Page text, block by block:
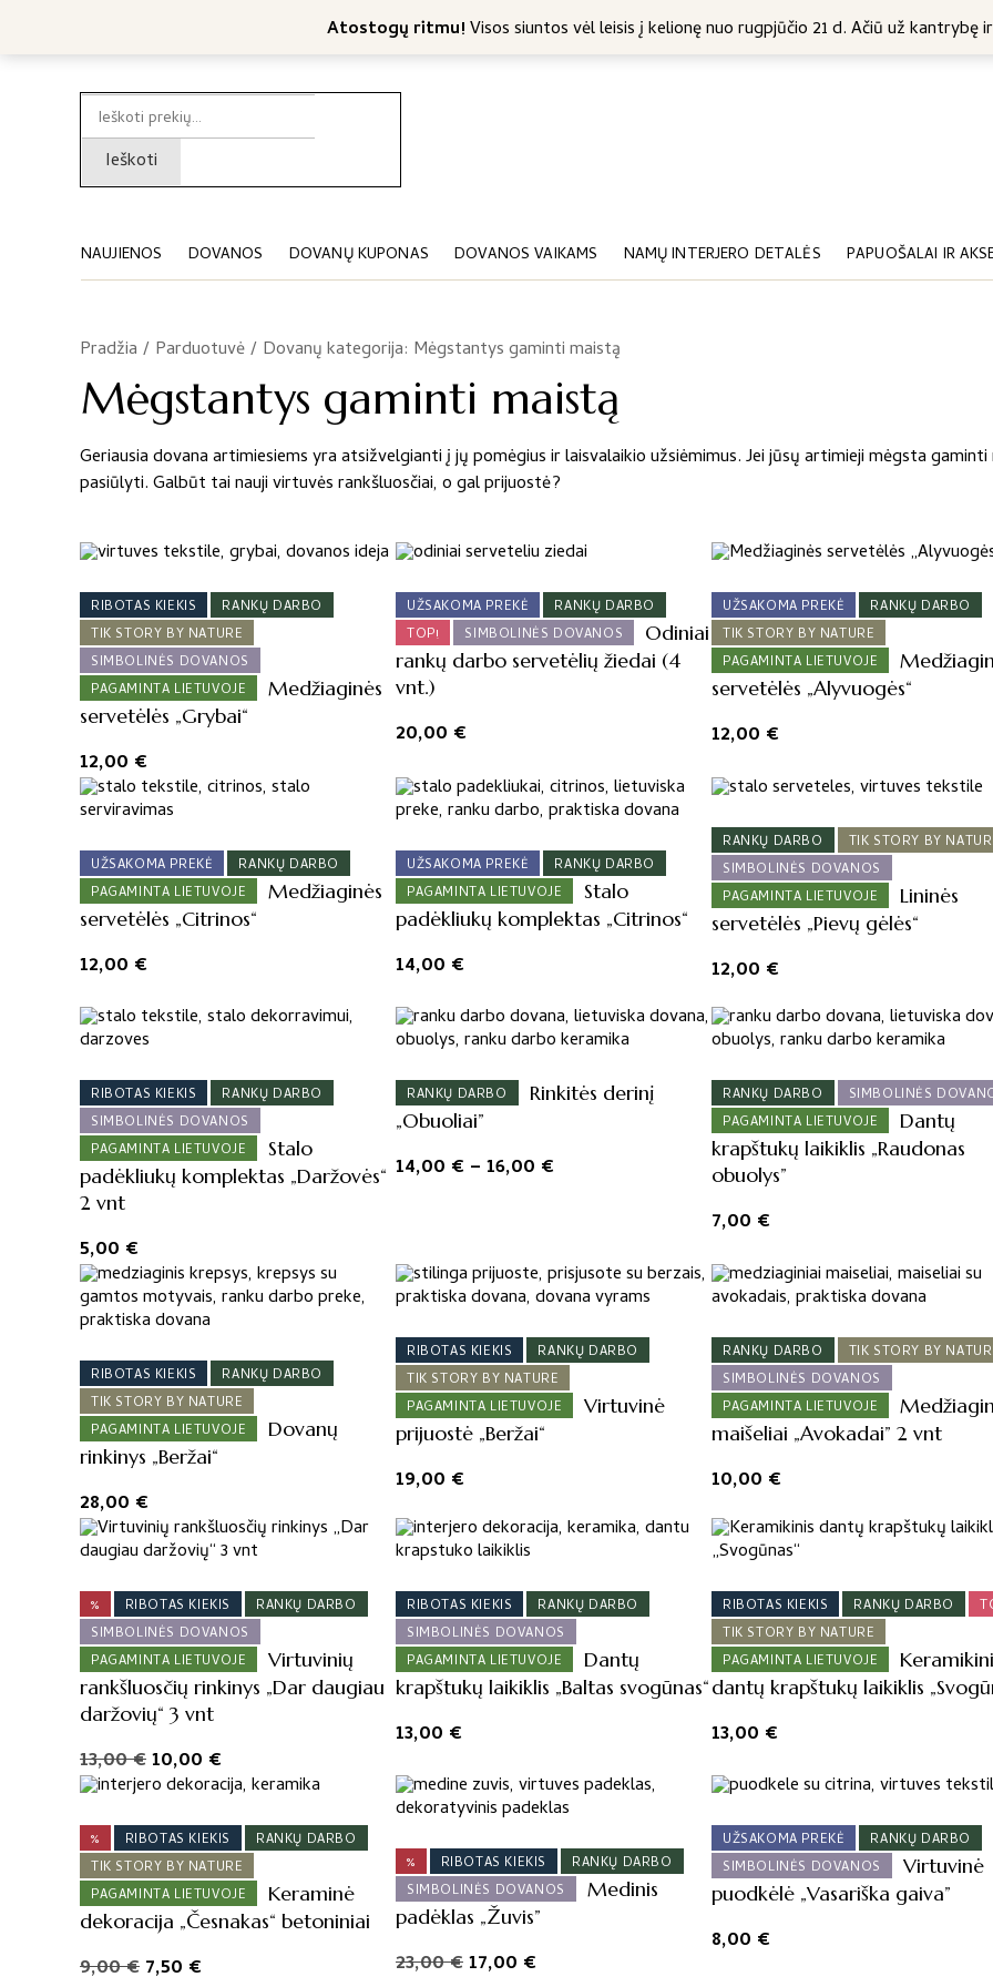
Atostogų ritmu!Visos siuntos vėl leisis į kelionę nuo rugpjūčio 21 d. Ačiū už kantrybę
Nemokamas siuntimas nuo 45 Eur
Ieškoti:
Ieškoti
NAUJIENOS DOVANOS DOVANŲ KUPONAS DOVANOS VAIKAMS NAMŲ INTERJERO DETALĖS PAPUOŠALAI IR
Pradžia / Parduotuvė/ Dovanų kategorija: Mėgstantys gaminti maistą
Mėgstantys gaminti maistą
Geriausia dovana artimiesiems yra atsižvelgianti į jų pomėgius ir laisvalaikio užsiėmimus. Jei jūsų artimieji mėgsta
pasiūlyti. Galbūt tai nauji virtuvės rankšluosčiai, o gal prijuostė?
RIBOTAS KIEKIS
RANKŲ DARBO
TIK STORY BY NATURE
SIMBOLINĖS DOVANOS
PAGAMINTA LIETUVOJE
Medžiaginės
servetėlės „Grybai“
12,00 €
UŽSAKOMA PREKĖ
RANKŲ DARBO
TOP!
SIMBOLINĖS DOVANOS
Odiniai
rankų darbo servetėlių žiedai (4
vnt.)
20,00 €
UŽSAKOMA PREKĖ
RANKŲ DARBO
TIK STORY BY NATURE
PAGAMINTA LIETUVOJE
servetėlės „Alyvuogės“
12,00 €
UŽSAKOMA PREKĖ
RANKŲ DARBO
PAGAMINTA LIETUVOJE
Medžiaginės
servetėlės „Citrinos“
12,00 €
UŽSAKOMA PREKĖ
RANKŲ DARBO
PAGAMINTA LIETUVOJE
Stalo
padėkliukų komplektas „Citrinos“
14,00 €
RANKŲ DARBO
TIK STORY BY
SIMBOLINĖS DOVANOS
PAGAMINTA LIETUVOJE
Lininės
servetėlės „Pievų gėlės“
12,00 €
RIBOTAS KIEKIS
RANKŲ DARBO
SIMBOLINĖS DOVANOS
PAGAMINTA LIETUVOJE
Stalo
padėkliukų komplektas „Daržovės“
2 vnt
5,00 €
RANKŲ DARBO
Rinkitės derinį
„Obuoliai”
14,00 € – 16,00 €
16,00 €
RANKŲ DARBO
SIMBOLINĖS
PAGAMINTA LIETUVOJE
Dantų
krapštukų laikiklis „Raudonas
obuolys”
7,00 €
RIBOTAS KIEKIS
RANKŲ DARBO
TIK STORY BY NATURE
PAGAMINTA LIETUVOJE
Dovanų
rinkinys „Beržai“
28,00 €
RIBOTAS KIEKIS
RANKŲ DARBO
TIK STORY BY NATURE
PAGAMINTA LIETUVOJE
Virtuvinė
prijuostė „Beržai“
19,00 €
RANKŲ DARBO
TIK STORY BY
SIMBOLINĖS DOVANOS
PAGAMINTA LIETUVOJE
maišeliai „Avokadai” 2 vnt
10,00 €
% RIBOTAS KIEKIS
RANKŲ DARBO
SIMBOLINĖS DOVANOS
PAGAMINTA LIETUVOJE
Virtuvinių
rankšluosčių rinkinys „Dar daugiau
daržovių“ 3 vnt
13,00€Original
price
13,00 €.
10,00 €
price
10,00 €.
RIBOTAS KIEKIS
RANKŲ DARBO
SIMBOLINĖS DOVANOS
PAGAMINTA LIETUVOJE
Dantų
krapštukų laikiklis „Baltas svogūnas“
13,00 €
This
product
multiple
variants.
The
options
be
chosen
on
the
product
page
RIBOTAS KIEKIS RANKŲ DARBO
TIK STORY BY NATURE
PAGAMINTA LIETUVOJE
dantų krapštukų laikiklis
13,00 €
% RIBOTAS KIEKIS
RANKŲ DARBO
TIK STORY BY NATURE
PAGAMINTA LIETUVOJE
Keraminė
dekoracija „Česnakas“ betoniniai
9,00€ Original
7,50 €
% RIBOTAS KIEKIS
RANKŲ DARBO
SIMBOLINĖS DOVANOS
Medinis
padėklas „Žuvis”
23,00€Original
17,00 €
UŽSAKOMA PREKĖ
RANKŲ DARBO
SIMBOLINĖS DOVANOS
Virtuvinė
puodkėlė „Vasariška gaiva”
8,00 €